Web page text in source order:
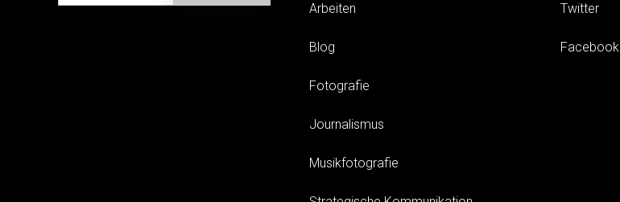
Arbeiten
Blog
Fotografie
Journalismus
Musikfotografie
Twitter
Facebook